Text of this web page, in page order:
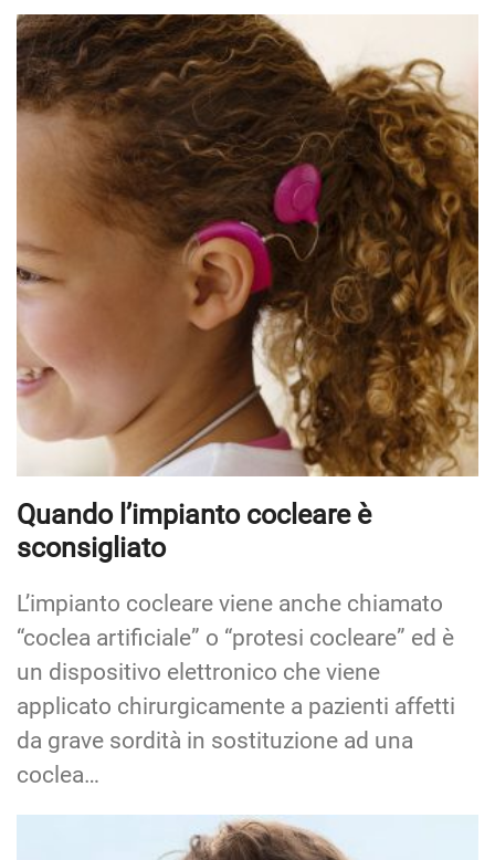
Quando l’impianto cocleare è
sconsigliato
L’impianto cocleare viene anche chiamato
“coclea artificiale” o “protesi cocleare” ed è
un dispositivo elettronico che viene
applicato chirurgicamente a pazienti affetti
da grave sordità in sostituzione ad una
coclea…